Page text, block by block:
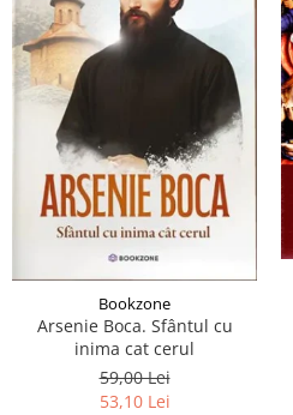
Bookzone
Arsenie Boca. Sfântul cu
inima cat cerul
59,00 Lei
53,10 Lei